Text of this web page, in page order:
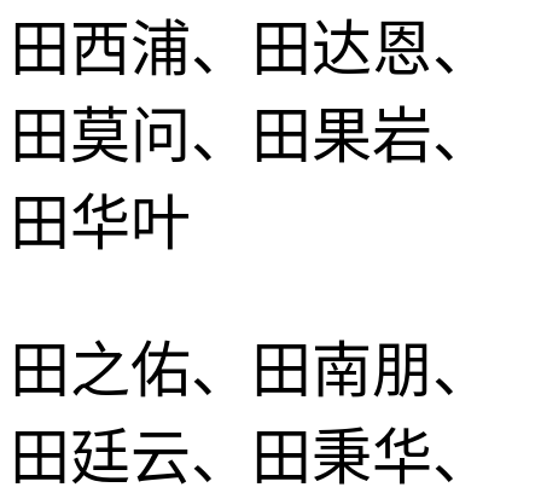
田西浦、田达恩、
田莫问、田果岩、
田华叶
田之佑、田南朋、
田廷云、田秉华、